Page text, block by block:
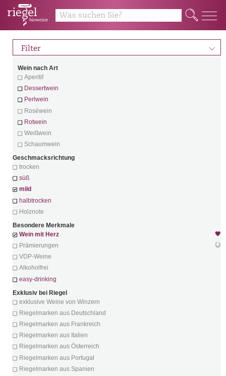
Q
Filter d
Wein nach Art
Aperitif
Dessertwein
Perlwein
Roséwein
Rotwein
Weißwein
Schaumwein
Geschmacksrichtung
trocken
süß
mild
halbtrocken
Holznote
Besondere Merkmale
Wein mit Herz
Prämierungen
VDP-Weine
Alkoholfrei
easy-drinking
Exklusiv bei Riegel
exklusive Weine von Winzern
Riegelmarken aus Deutschland
Riegelmarken aus Frankreich
Riegelmarken aus Italien
Riegelmarken aus Österreich
Riegelmarken aus Portugal
Riegelmarken aus Spanien